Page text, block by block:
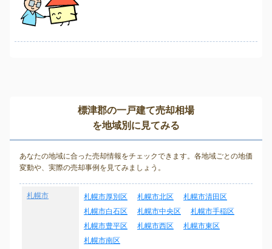
標津郡の一戸建て売却相場
を地域別に見てみる
あなたの地域に合った売却情報をチェックできます。各地域ごとの地価
変動や、実際の売却事例を見てみましょう。
札幌市 札幌市厚別区 札幌市北区
札幌市清田区
札幌市白石区
札幌市中央区
札幌市手稲区
札幌市豊平区
札幌市西区
札幌市東区
札幌市南区